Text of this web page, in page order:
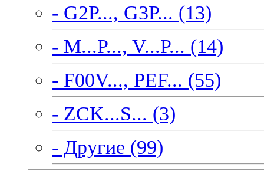
- G2P..., G3P... (13)
- M...P..., V...P... (14)
- F00V..., PEF... (55)
- ZCK...S... (3)
- Другие (99)